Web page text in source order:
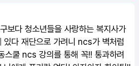
보다 청소년들을 사랑하는 복지사가
있다 재단으로 가려니 ncs가 벽처럼
스쿨 ncs 강의를 통해 꼭!! 통과하려